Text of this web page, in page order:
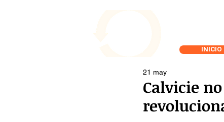
INICIO
Calvicie
21 may